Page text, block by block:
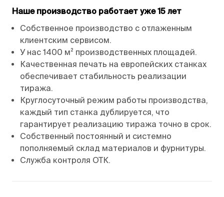
Наше производство работает уже 15 лет
Собственное производство с отлаженным
клиентским сервисом.
У нас 1400 м² производственных площадей.
Качественная печать на европейских станках
обеспечивает стабильность реализации
тиража.
Круглосуточный режим работы производства,
каждый тип станка дублируется, что
гарантирует реализацию тиража точно в срок.
Собственный постоянный и системно
пополняемый склад материалов и фурнитуры.
Служба контроля ОТК.